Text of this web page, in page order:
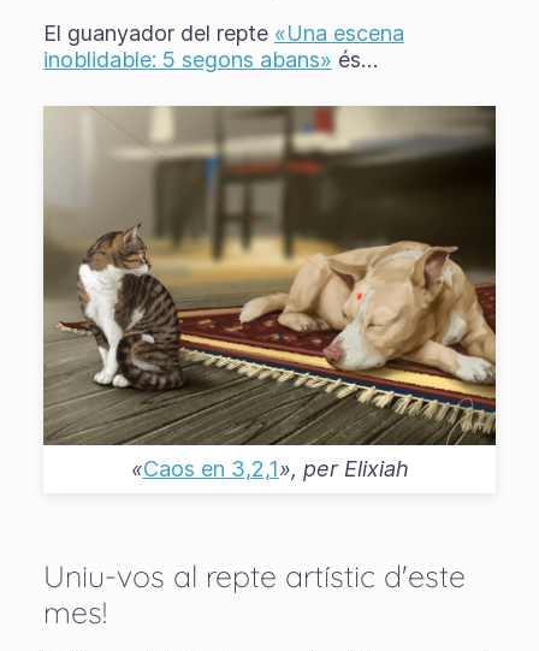
El guanyador del repte «Una escena
inoblidable: 5 segons abans» és…
«Caos en 3,2,1», per Elixiah
Uniu-vos al repte artístic d'este
mes!